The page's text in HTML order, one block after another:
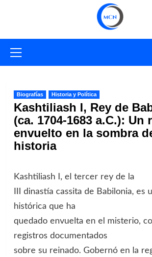
primario
Biografías Historia y Política
Kashtiliash I, Rey de
(ca. 1704-1683 a.C.): Un
envuelto en la sombra
historia
Kashtiliash I, el tercer rey de la
III dinastía cassita de Babilonia, es
histórica que ha
quedado envuelta en el misterio,
registros documentados
sobre su reinado. Gobernó en la